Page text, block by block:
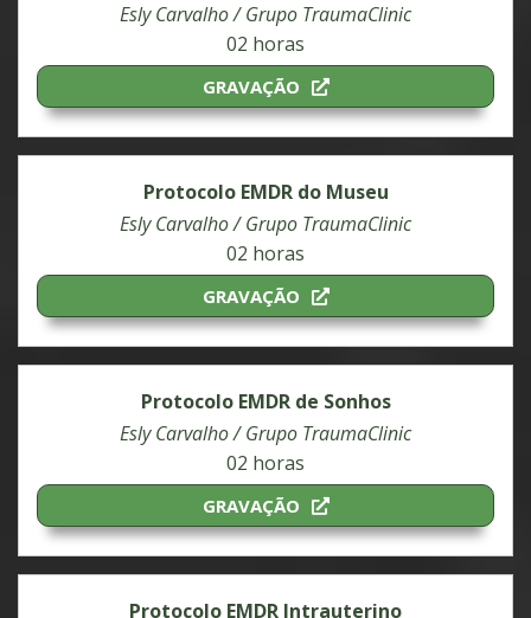
Esly Carvalho / Grupo TraumaClinic
02 horas
GRAVAÇÃO
Protocolo EMDR do Museu
Esly Carvalho / Grupo TraumaClinic
02 horas
GRAVAÇÃO
Protocolo EMDR de Sonhos
Esly Carvalho / Grupo TraumaClinic
02 horas
GRAVAÇÃO
Protocolo EMDR Intrauterino